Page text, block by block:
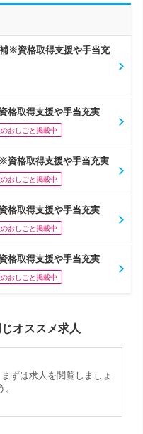
※資格取得支援や手当充
格取得支援や手当充実
おしごと掲載中
資格取得支援や手当充実
おしごと掲載中
格取得支援や手当充実
おしごと掲載中
格取得支援や手当充実
おしごと掲載中
オススメ求人
ずは求人を閲覧しましょ
。